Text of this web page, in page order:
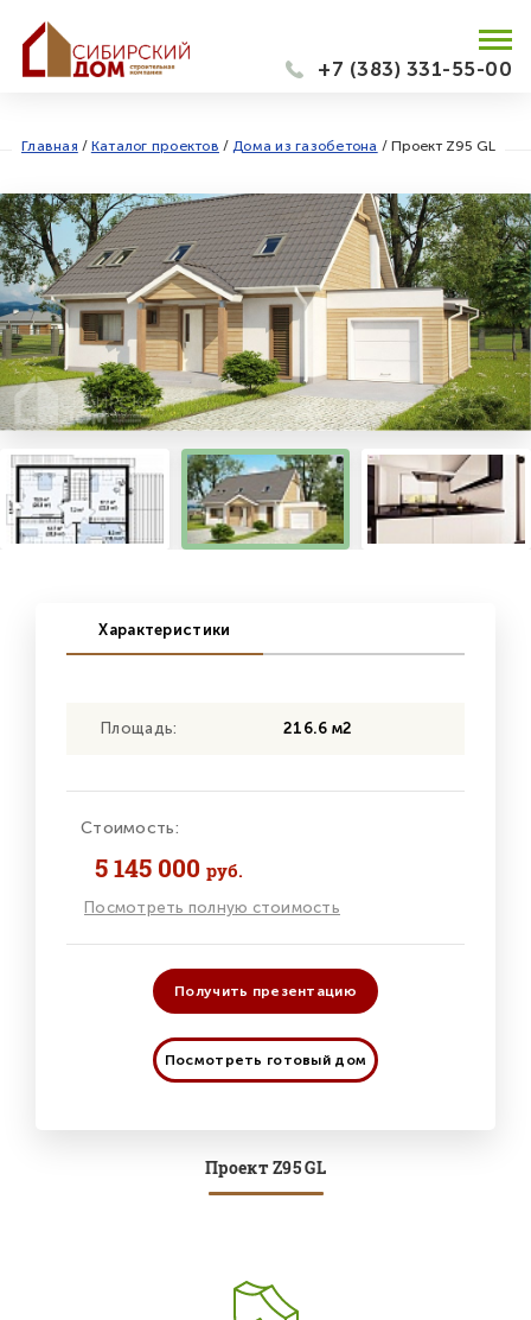
+7 (383) 331-55-00
Главная / Каталог проектов / Дома из газобетона / Проект Z95 GL
Характеристики
Площадь: 216.6 м2
Стоимость:
5 145 000 руб.
Посмотреть полную стоимость
Получить презентацию
Посмотреть готовый дом
Проект Z95 GL